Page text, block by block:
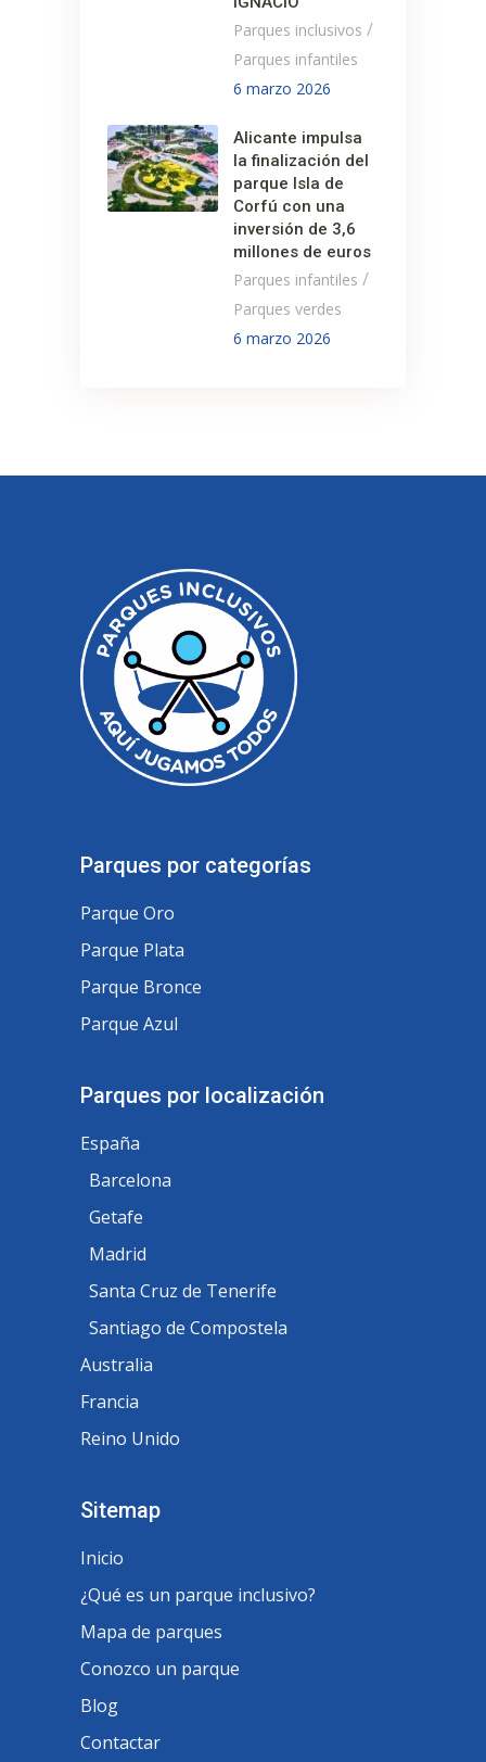
Parques inclusivos /
Parques infantiles
6 marzo 2026
Alicante impulsa
la finalización del
parque Isla de
Corfú con una
inversión de 3,6
millones de euros
Parques infantiles /
Parques verdes
6 marzo 2026
Parques por categorías
Parque Oro
Parque Plata
Parque Bronce
Parque Azul
Parques por localización
España
Barcelona
Getafe
Madrid
Santa Cruz de Tenerife
Santiago de Compostela
Australia
Francia
Reino Unido
Sitemap
Inicio
¿Qué es un parque inclusivo?
Mapa de parques
Conozco un parque
Blog
Contactar